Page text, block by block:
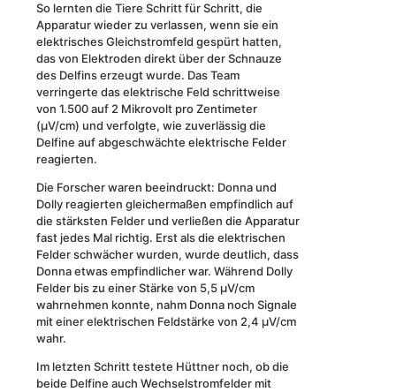
So lernten die Tiere Schritt für Schritt, die
Apparatur wieder zu verlassen, wenn sie ein
elektrisches Gleichstromfeld gespürt hatten,
das von Elektroden direkt über der Schnauze
des Delfins erzeugt wurde. Das Team
verringerte das elektrische Feld schrittweise
von 1.500 auf 2 Mikrovolt pro Zentimeter
(μV/cm) und verfolgte, wie zuverlässig die
Delfine auf abgeschwächte elektrische Felder
reagierten.
Die Forscher waren beeindruckt: Donna und
Dolly reagierten gleichermaßen empfindlich auf
die stärksten Felder und verließen die Apparatur
fast jedes Mal richtig. Erst als die elektrischen
Felder schwächer wurden, wurde deutlich, dass
Donna etwas empfindlicher war. Während Dolly
Felder bis zu einer Stärke von 5,5 μV/cm
wahrnehmen konnte, nahm Donna noch Signale
mit einer elektrischen Feldstärke von 2,4 μV/cm
wahr.
Im letzten Schritt testete Hüttner noch, ob die
beide Delfine auch Wechselstromfelder mit